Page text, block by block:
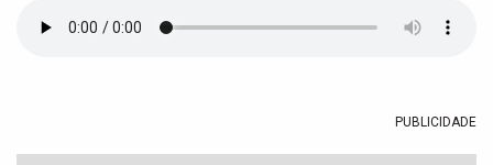
PUBLICIDADE